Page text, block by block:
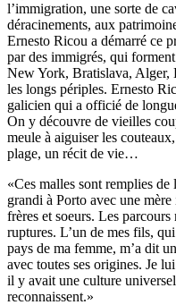
l’immigration, une sorte de
déracinements, aux
Ernesto Ricou a démarré ce
par des immigrés, qui
New York, Bratislava, Alger,
les longs périples. Ernesto
galicien qui a officié de
On y découvre de vieilles
meule à aiguiser les
plage, un récit de vie…
«Ces malles sont remplies
grandi à Porto avec une
frères et soeurs. Les
ruptures. L’un de mes fils,
pays de ma femme, m’a dit
avec toutes ses origines. Je
il y avait une culture
reconnaissent.»